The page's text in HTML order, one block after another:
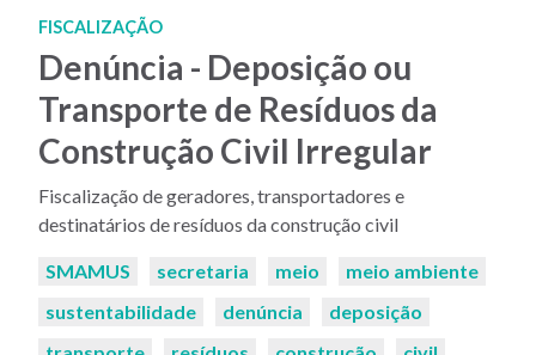
FISCALIZAÇÃO
Denúncia - Deposição ou
Transporte de Resíduos da
Construção Civil Irregular
Fiscalização de geradores, transportadores e
destinatários de resíduos da construção civil
Palavras-
SMAMUS secretaria meio
meio ambiente
sustentabilidade
denúncia
deposição